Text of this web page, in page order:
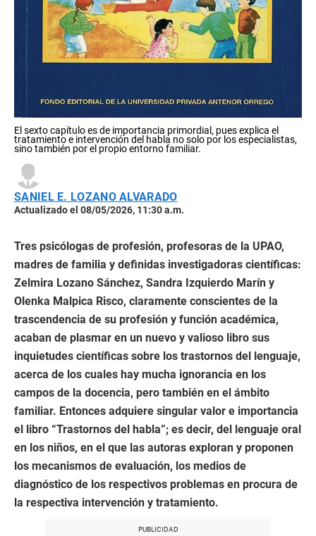
El sexto capítulo es de importancia primordial, pues explica el
tratamiento e intervención del habla no solo por los especialistas,
sino también por el propio entorno familiar.
SANIEL E. LOZANO ALVARADO
Actualizado el 08/05/2026, 11:30 a.m.
Tres psicólogas de profesión, profesoras de la UPAO,
madres de familia y definidas investigadoras científicas:
Zelmira Lozano Sánchez, Sandra Izquierdo Marín y
Olenka Malpica Risco, claramente conscientes de la
trascendencia de su profesión y función académica,
acaban de plasmar en un nuevo y valioso libro sus
inquietudes científicas sobre los trastornos del lenguaje,
acerca de los cuales hay mucha ignorancia en los
campos de la docencia, pero también en el ámbito
familiar. Entonces adquiere singular valor e importancia
el libro “Trastornos del habla”; es decir, del lenguaje oral
en los niños, en el que las autoras exploran y proponen
los mecanismos de evaluación, los medios de
diagnóstico de los respectivos problemas en procura de
la respectiva intervención y tratamiento.